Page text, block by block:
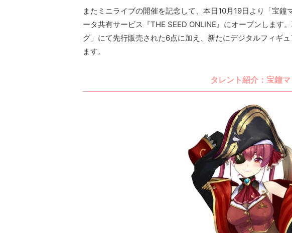
またミニライブの開催を記念して、本日10月19日より「宝
ータ共有サービス『THE SEED ONLINE』にオープンします
グ」にて先行販売された6点に加え、新たにデジタルフィギ
ます。
タレント紹介：宝鐘